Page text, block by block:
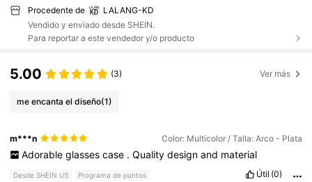
Procedente de
LALANG-KD
Vendido y enviado desde SHEIN.
Para reportar a este vendedor y/o producto
5.00 (3) Ver más
me encanta el diseño(1)
m***n Color: Multicolor / Talla: Arco - Plata
Adorable glasses case . Quality design and material
Desde SHEIN US Programa de puntos Útil (0)